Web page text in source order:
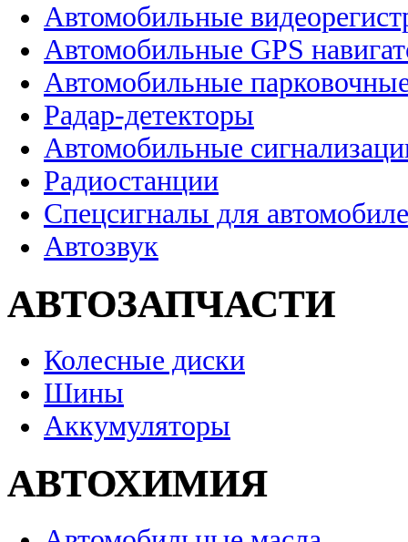
Автомобильные
Автомобильные GPS
Автомобильные
Радар-детекторы
Автомобильные
Радиостанции
Спецсигналы для
Автозвук
АВТОЗАПЧАСТИ
Колесные диски
Шины
Аккумуляторы
АВТОХИМИЯ